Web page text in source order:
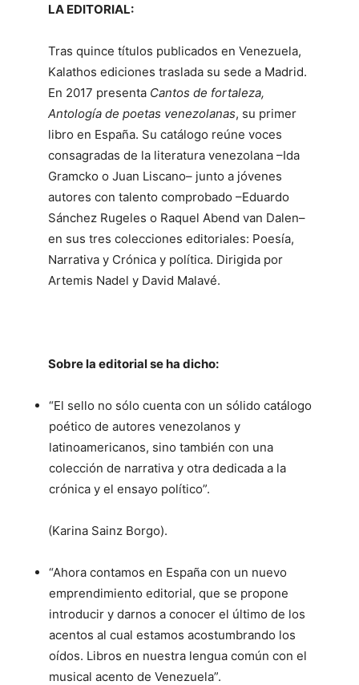
LA EDITORIAL:
Tras quince títulos publicados en Venezuela,
Kalathos ediciones traslada su sede a Madrid.
En 2017 presenta Cantos de fortaleza,
Antología de poetas venezolanas, su primer
libro en España. Su catálogo reúne voces
consagradas de la literatura venezolana –Ida
Gramcko o Juan Liscano­– junto a jóvenes
autores con talento comprobado –Eduardo
Sánchez Rugeles o Raquel Abend van Dalen–
en sus tres colecciones editoriales: Poesía,
Narrativa y Crónica y política. Dirigida por
Artemis Nadel y David Malavé.
Sobre la editorial se ha dicho:
“El sello no sólo cuenta con un sólido catálogo
poético de autores venezolanos y
latinoamericanos, sino también con una
colección de narrativa y otra dedicada a la
crónica y el ensayo político”.
(Karina Sainz Borgo).
“Ahora contamos en España con un nuevo
emprendimiento editorial, que se propone
introducir y darnos a conocer el último de los
acentos al cual estamos acostumbrando los
oídos. Libros en nuestra lengua común con el
musical acento de Venezuela”.